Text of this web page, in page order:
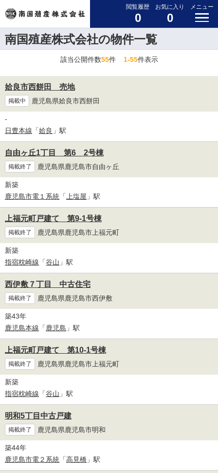
閲覧履歴
0
お気に入り
0
メニュー
南国殖産株式会社の物件一覧
該当公開件数55件1-55件表示
姶良市西餅田 売地
掲載中 鹿児島県姶良市西餅田
-
日豊本線 「姶良 」駅
自由ヶ丘1丁目 第6 2号棟
掲載終了 鹿児島県鹿児島市自由ヶ丘
新築
鹿児島市電１系統 「上塩屋 」駅
上福元町戸建て 第9-1号棟
掲載終了 鹿児島県鹿児島市上福元町
新築
指宿枕崎線 「谷山 」駅
西伊敷７丁目 中古住宅
掲載終了 鹿児島県鹿児島市西伊敷
築43年
鹿児島本線 「鹿児島 」駅
上福元町戸建て 第10-1号棟
掲載終了 鹿児島県鹿児島市上福元町
新築
指宿枕崎線 「谷山 」駅
明和5丁目中古戸建
掲載終了 鹿児島県鹿児島市明和
築44年
鹿児島市電２系統 「高見橋 」駅